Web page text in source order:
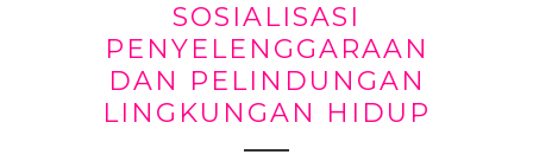
SOSIALISASI
PENYELENGGARAAN
DAN PELINDUNGAN
LINGKUNGAN HIDUP